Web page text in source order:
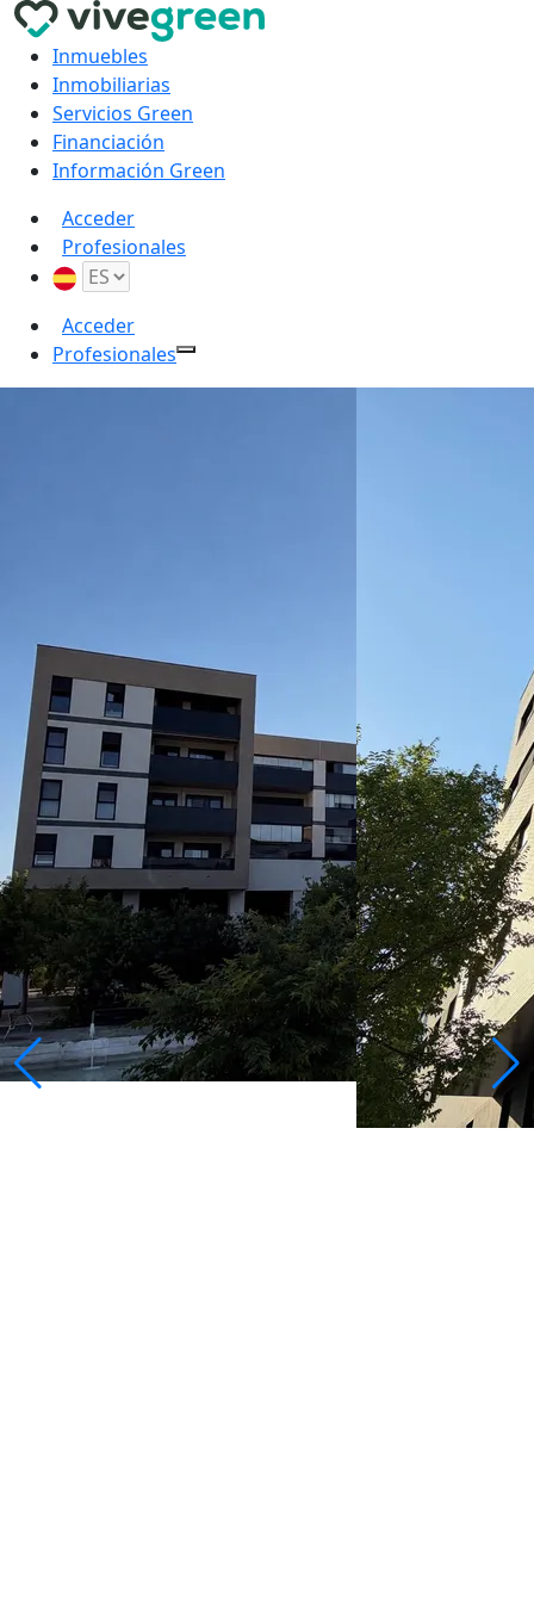
Inmuebles
Inmobiliarias
Servicios Green
Financiación
Información Green
Acceder
Profesionales
Acceder
Profesionales